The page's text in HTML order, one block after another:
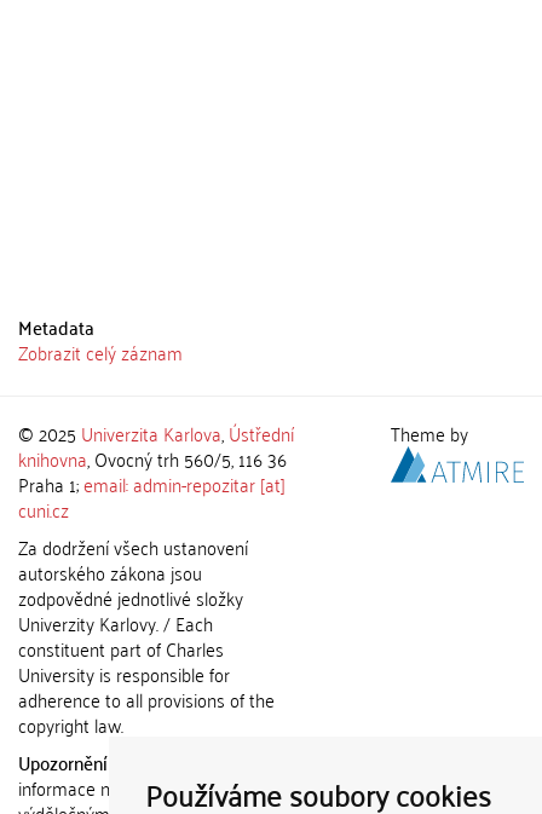
Používáme soubory cookies
Metadata
Zobrazit celý záznam
© 2025 Univerzita Karlova,Ústřední
knihovna, Ovocný trh 560/5, 116 36
Praha 1;email: admin-repozitar [at]
cuni.cz
Za dodržení všech ustanovení
autorského zákona jsou
zodpovědné jednotlivé složky
Univerzity Karlovy. / Each
constituent part of Charles
University is responsible for
adherence to all provisions of the
copyright law.
Upozornění / Notice:
informace nemohou být použity k
Theme by